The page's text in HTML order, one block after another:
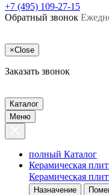
+7 (495) 109-27-15
Обратный звонок
×Close
Заказать звонок
Каталог
Меню
полный Каталог
Керамическая
Керамическая
Назначение